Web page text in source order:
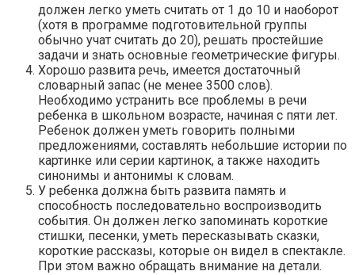
должен легко уметь считать от 1 до 10 и наоборот
(хотя в программе подготовительной группы
обычно учат считать до 20), решать простейшие
задачи и знать основные геометрические фигуры.
Хорошо развита речь, имеется достаточный
словарный запас (не менее 3500 слов).
Необходимо устранить все проблемы в речи
ребенка в школьном возрасте, начиная с пяти лет.
Ребенок должен уметь говорить полными
предложениями, составлять небольшие истории по
картинке или серии картинок, а также находить
синонимы и антонимы к словам.
У ребенка должна быть развита память и
способность последовательно воспроизводить
события. Он должен легко запоминать короткие
стишки, песенки, уметь пересказывать сказки,
короткие рассказы, которые он видел в спектакле.
При этом важно обращать внимание на детали.